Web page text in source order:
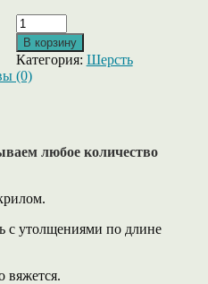
Количество
товара
Honey
от
Lagopolane-
акрилом,
персик.
В корзину
Категория: Шерсть
(0)
любое количество
с утолщениями по длине
вяжется.